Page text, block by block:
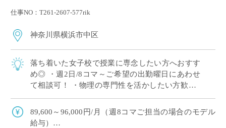
仕事NO：T261-2607-577rik
神奈川県横浜市中区
落ち着いた女子校で授業に専念したい方へおすす
め◎ ・週2日/8コマ～ご希望の出勤曜日にあわせ
て相談可！ ・物理の専門性を活かしたい方歓迎♪
89,600～96,000円/月（週8コマご担当の場合のモデル
給与）